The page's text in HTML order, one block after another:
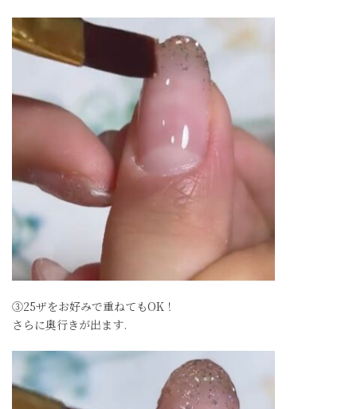
③25ザをお好みで重ねてもOK！
さらに奥行きが出ます.